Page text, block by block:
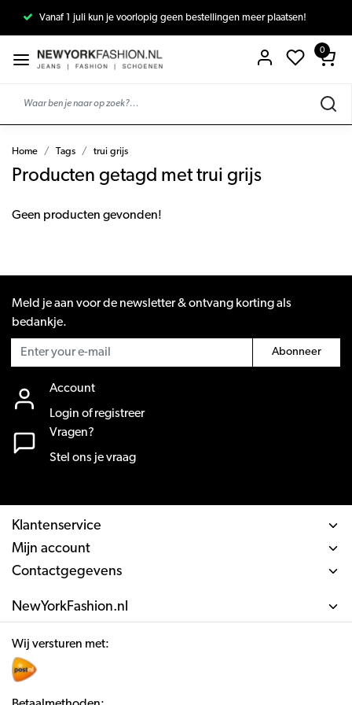
Vanaf 1 juli kun je voorlopig geen bestellingen meer plaatsen!
0
Home Tags trui grijs
Producten getagd met trui grijs
Geen producten gevonden!
Meld je aan voor de newsletter & ontvang korting als
bedankje.
Abonneer
Account
Login of registreer
Vragen?
Stel ons je vraag
Klantenservice
Mijn account
Contactgegevens
NewYorkFashion.nl
Wij versturen met: